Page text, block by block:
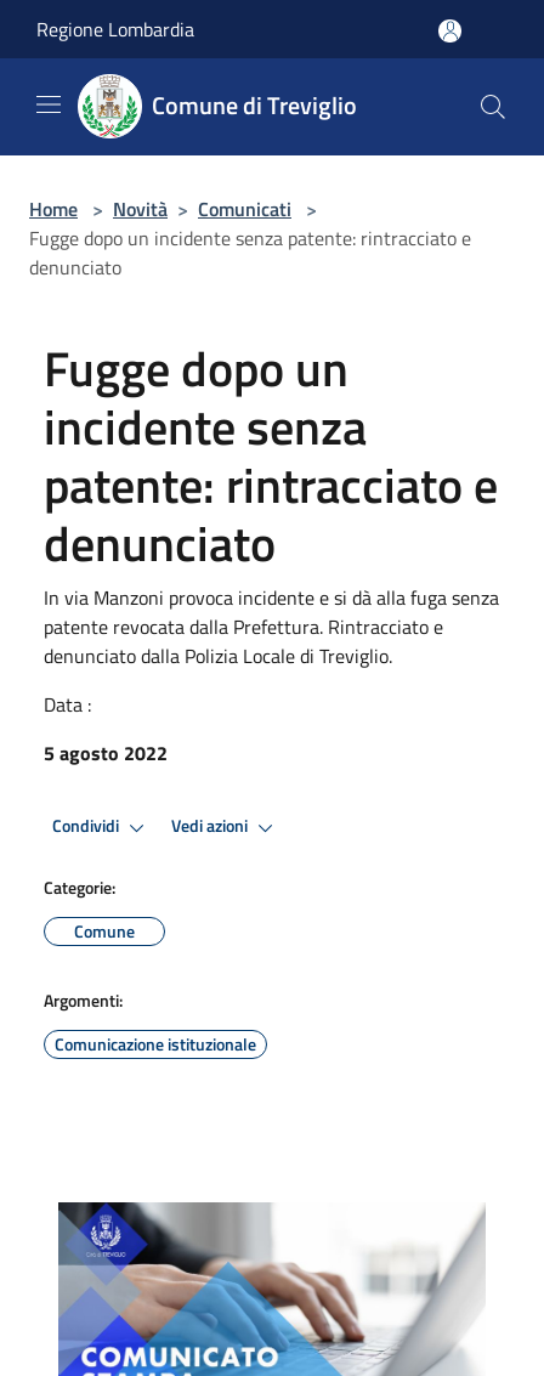
Regione Lombardia
Comune di Treviglio
Home > Novità > Comunicati >
Fugge dopo un incidente senza patente: rintracciato e
denunciato
Fugge dopo un
incidente senza
patente: rintracciato e
denunciato
In via Manzoni provoca incidente e si dà alla fuga senza
patente revocata dalla Prefettura. Rintracciato e
denunciato dalla Polizia Locale di Treviglio.
Data :
5 agosto 2022
Condividi Vedi azioni
Categorie:
Comune
Argomenti:
Comunicazione istituzionale